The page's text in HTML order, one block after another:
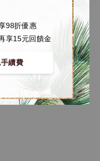
98折優惠
享15元回饋金
續費
蒐藏雕像 布魯克達
月 (僅供參考)
貨時間為準
選購